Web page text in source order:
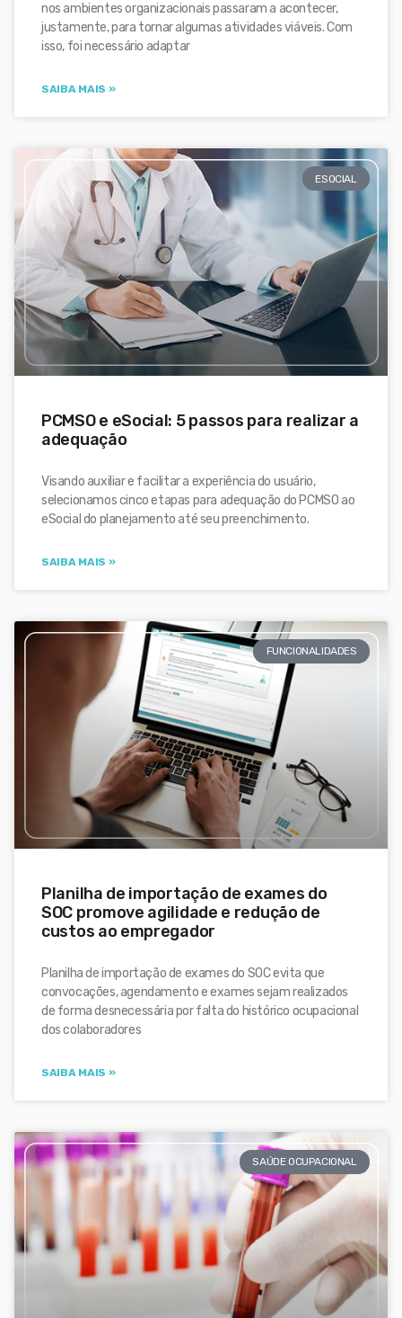
nos ambientes organizacionais passaram a acontecer,
justamente, para tornar algumas atividades viáveis. Com
isso, foi necessário adaptar
SAIBA MAIS »
ESOCIAL
PCMSO e eSocial: 5 passos para realizar a
adequação
Visando auxiliar e facilitar a experiência do usuário,
selecionamos cinco etapas para adequação do PCMSO ao
eSocial do planejamento até seu preenchimento.
SAIBA MAIS »
FUNCIONALIDADES
Planilha de importação de exames do
SOC promove agilidade e redução de
custos ao empregador
Planilha de importação de exames do SOC evita que
convocações, agendamento e exames sejam realizados
de forma desnecessária por falta do histórico ocupacional
dos colaboradores
SAIBA MAIS »
SAÚDE OCUPACIONAL